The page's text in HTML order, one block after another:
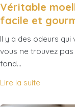
Véritable
facile et
Il y a des odeurs
vous ne trouvez pas
fond…
Lire la suite